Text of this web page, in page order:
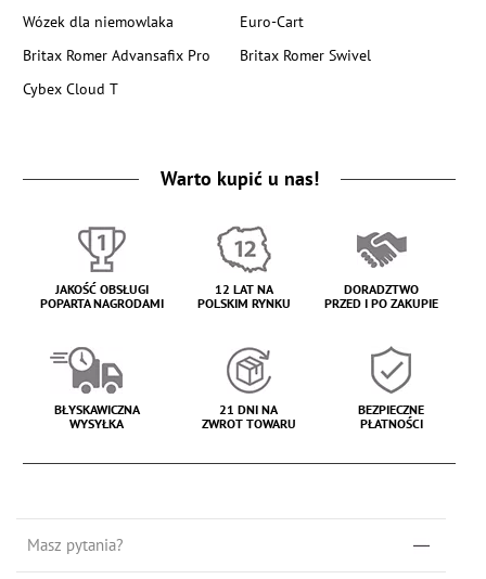
Wózek dla niemowlaka
Euro-Cart
Britax Romer Advansafix Pro
Britax Romer Swivel
Cybex Cloud T
Warto kupić u nas!
JAKOŚĆ OBSŁUGI
POPARTA NAGRODAMI
12 LAT NA
POLSKIM RYNKU
DORADZTWO
PRZED I PO ZAKUPIE
BŁYSKAWICZNA
WYSYŁKA
21 DNI NA
ZWROT TOWARU
BEZPIECZNE
PŁATNOŚCI
Masz pytania?